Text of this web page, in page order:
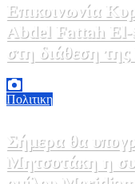
Επικοινωνία
Abdel Fattah El-
στη διάθεση της
φωτιές
Πολιτικη
Σήμερα θα
Μητσοτάκη η